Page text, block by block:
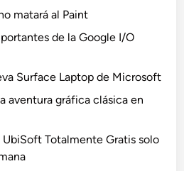
matará al Paint
de la Google I/O
Surface Laptop de Microsoft
aventura gráfica clásica en
Totalmente Gratis solo